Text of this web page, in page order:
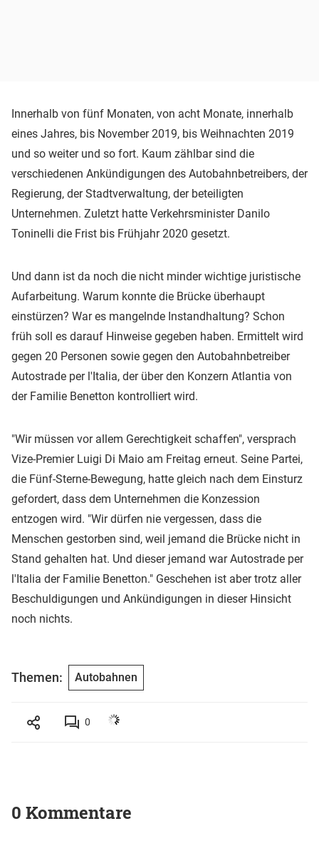
Innerhalb von fünf Monaten, von acht Monate, innerhalb
eines Jahres, bis November 2019, bis Weihnachten 2019
und so weiter und so fort. Kaum zählbar sind die
verschiedenen Ankündigungen des Autobahnbetreibers, der
Regierung, der Stadtverwaltung, der beteiligten
Unternehmen. Zuletzt hatte Verkehrsminister Danilo
Toninelli die Frist bis Frühjahr 2020 gesetzt.
Und dann ist da noch die nicht minder wichtige juristische
Aufarbeitung. Warum konnte die Brücke überhaupt
einstürzen? War es mangelnde Instandhaltung? Schon
früh soll es darauf Hinweise gegeben haben. Ermittelt wird
gegen 20 Personen sowie gegen den Autobahnbetreiber
Autostrade per l'Italia, der über den Konzern Atlantia von
der Familie Benetton kontrolliert wird.
"Wir müssen vor allem Gerechtigkeit schaffen", versprach
Vize-Premier Luigi Di Maio am Freitag erneut. Seine Partei,
die Fünf-Sterne-Bewegung, hatte gleich nach dem Einsturz
gefordert, dass dem Unternehmen die Konzession
entzogen wird. "Wir dürfen nie vergessen, dass die
Menschen gestorben sind, weil jemand die Brücke nicht in
Stand gehalten hat. Und dieser jemand war Autostrade per
l'Italia der Familie Benetton." Geschehen ist aber trotz aller
Beschuldigungen und Ankündigungen in dieser Hinsicht
noch nichts.
Themen: Autobahnen
0
0 Kommentare